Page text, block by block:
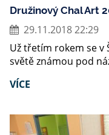
Družinový Chal Art
29.11.2018 22:29
Už třetím rokem se v
světě známou pod
VÍCE